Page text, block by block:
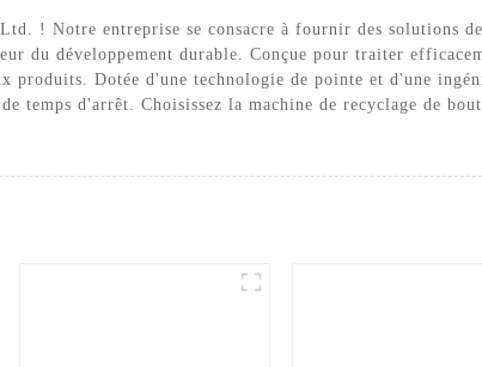
! Notre entreprise se consacre à fournir des solutions
du développement durable. Conçue pour traiter
Dotée d'une technologie de pointe et d'une
temps d'arrêt. Choisissez la machine de recyclage de